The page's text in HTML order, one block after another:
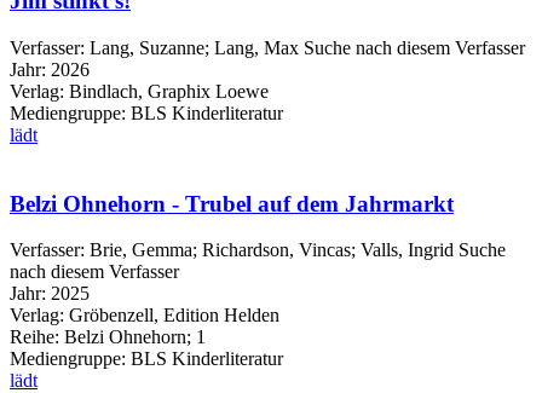
Verfasser: Lang, Suzanne; Lang, Max Suche nach diesem Verfasser
Jahr: 2026
Verlag: Bindlach, Graphix Loewe
Mediengruppe: BLS Kinderliteratur
lädt
Belzi Ohnehorn - Trubel auf dem Jahrmarkt
Verfasser: Brie, Gemma; Richardson, Vincas; Valls, Ingrid Suche
nach diesem Verfasser
Jahr: 2025
Verlag: Gröbenzell, Edition Helden
Reihe: Belzi Ohnehorn; 1
Mediengruppe: BLS Kinderliteratur
lädt